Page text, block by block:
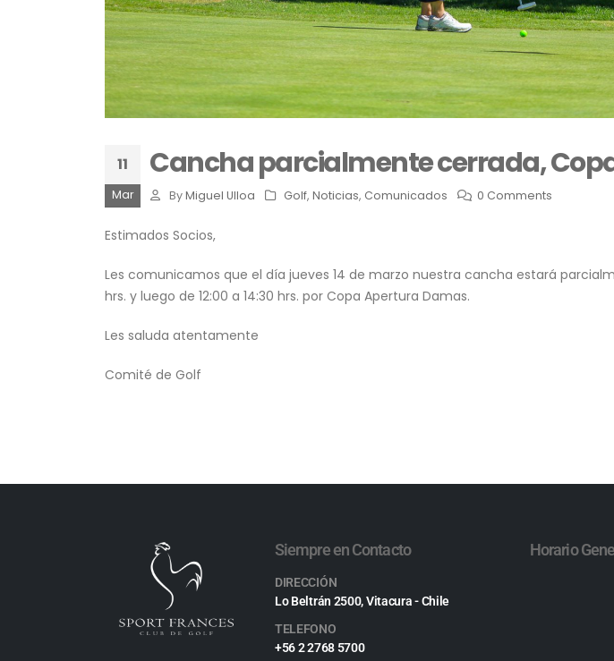
11
Mar
Cancha parcialmente cerrada,
By Miguel Ulloa Golf,Noticias, Comunicados 0 Comments
Estimados Socios,
Les comunicamos que el día jueves 14 de marzo nuestra cancha estará
hrs. y luego de 12:00 a 14:30 hrs. por Copa Apertura Damas.
Les saluda atentamente
Comité de Golf
Siempre en Contacto
DIRECCIÓN
Lo Beltrán 2500, Vitacura - Chile
TELEFONO
+56 2 2768 5700
Horario